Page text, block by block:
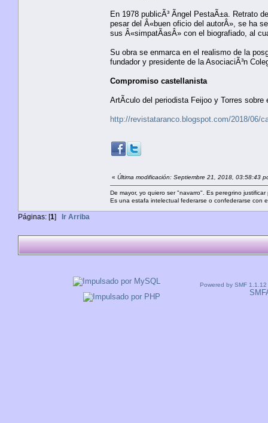
En 1978 publicÃ³ Ãngel PestaÃ±a. Retrato
pesar del Â«buen oficio del autorÂ», se ha
sus Â«simpatÃ­asÂ» con el biografiado, al
Su obra se enmarca en el realismo de la
fundador y presidente de la AsociaciÃ³n
Compromiso castellanista
ArtÃ­culo del periodista Feijoo y Torres sobre
http://revistataranco.blogspot.com/2018/06/
« Última modificación: Septiembre 21, 2018, 03:58:43
De mayor, yo quiero ser "navarro". Es peregrino
Es una estafa intelectual federarse o confederarse con
Páginas: [1] Ir Arriba
Powered by SMF 1.1.12